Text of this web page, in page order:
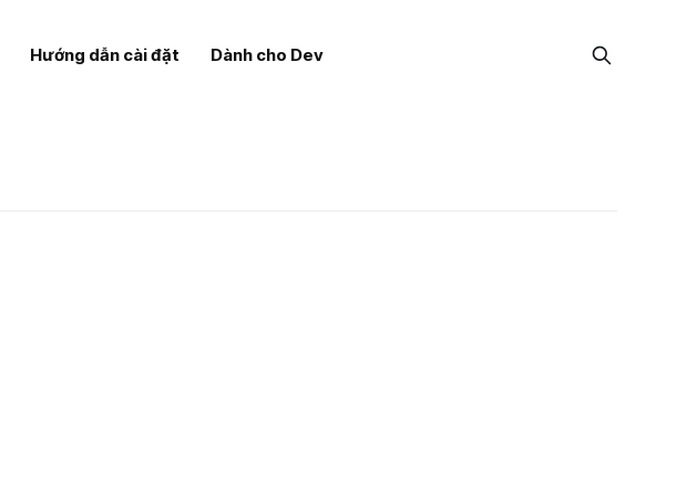
Hướng dẫn cài đặt Dành cho Dev